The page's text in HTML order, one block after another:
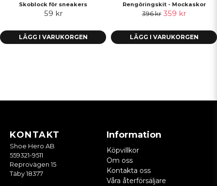
Skoblock för sneakers
59 kr
LÄGG I VARUKORGEN
Rengöringskit - Mockaskor
396 kr 359 kr
LÄGG I VARUKORGEN
KONTAKT
Shoe Hero AB
559321-9511
Reprovägen 15
Täby 18377
Information
Köpvillkor
Om oss
Kontakta oss
Våra återförsäljare